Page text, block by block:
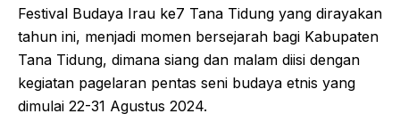
Festival Budaya Irau ke7 Tana Tidung yang dirayakan
tahun ini, menjadi momen bersejarah bagi Kabupaten
Tana Tidung, dimana siang dan malam diisi dengan
kegiatan pagelaran pentas seni budaya etnis yang
dimulai 22-31 Agustus 2024.